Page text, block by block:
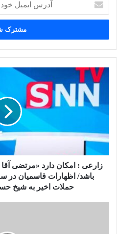
منبع خبرگزاری دانشجو
ایمیل
خود
وارد
کنید
زارعی : امکان دارد «مرتضی آقا
باشد/ اظهارات قاسمیان در
حملات اخیر به شیخ